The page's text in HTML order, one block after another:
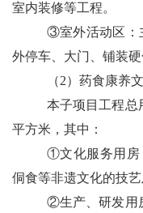
室内装修等工程。
③室外活动区：
外停车、大门、铺装硬
（2）药食康养
本子项目工程总
平方米，其中：
①文化服务用房
侗食等非遗文化的技
②生产、研发用